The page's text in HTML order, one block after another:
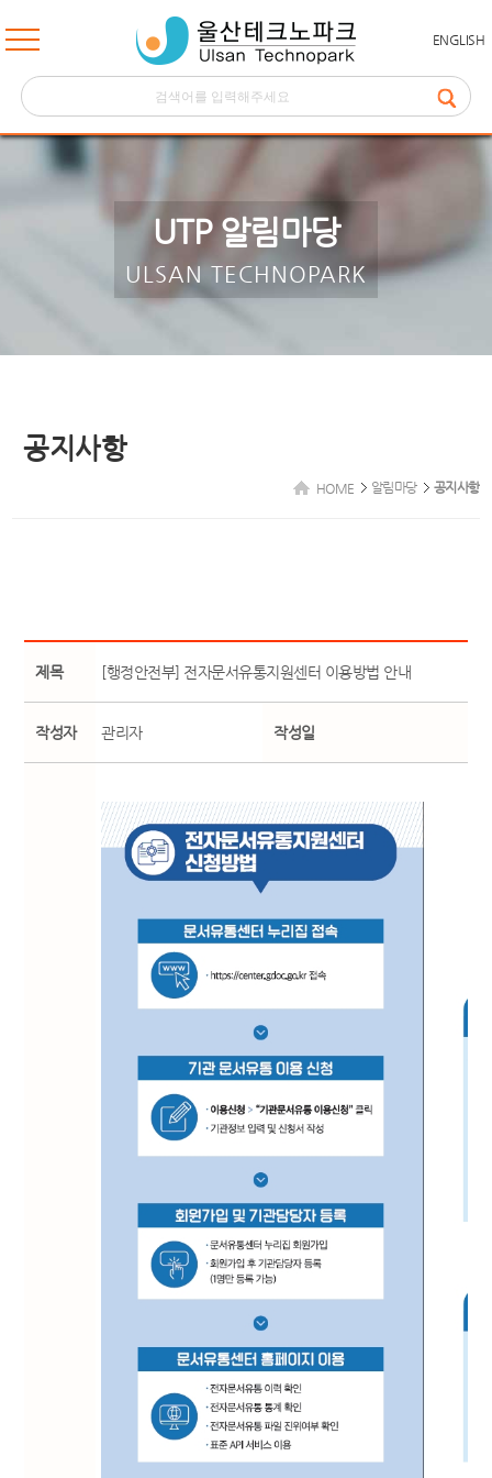
ENGLISH
UTP 알림마당
ULSAN TECHNOPARK
공지사항
HOME 알림마당 공지사항
제목 [행정안전부] 전자문서유통지원센터 이용방법 안내
작성자 관리자 작성일